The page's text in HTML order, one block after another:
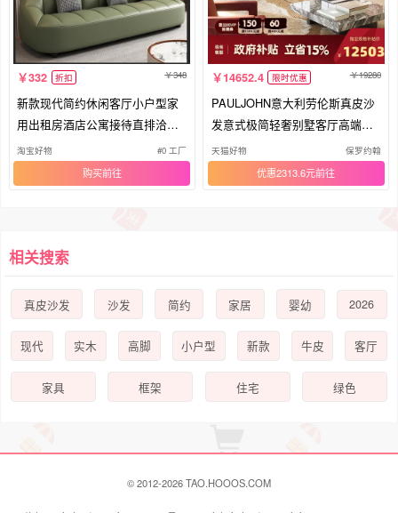
332 折扣 348
新款现代简约休闲客厅小户型家
用出租房酒店公寓接待直排洽谈
沙发
淘宝好物 #0 工厂
购买
14652.4 限时优惠 19280
PAULJOHN意大利劳伦斯真皮沙
发意式极简轻奢别墅客厅高端模
块沙发
天猫好物 保罗约翰
优惠2313.6元
相关搜索
真皮沙发 沙发 简约 家居 婴幼 2026
现代 实木 高脚 小户型 新款 牛皮 客厅
家具 框架 住宅 绿色
© 2012-2026 TAO.HOOOS.COM